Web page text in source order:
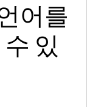
어를
있